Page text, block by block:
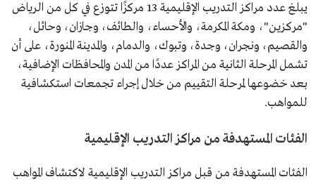
يبلغ عدد مراكز التدريب الإقليمية 13 مركزًا تتوزع في كل من الرياض
"مركزين"، ومكة المكرمة، والأحساء، والطائف، وجازان، وحائل،
والقصيم، ونجران، وجدة، وتبوك، والدمام، والمدينة المنورة، على أن
تشمل المرحلة الثانية من المراكز عددًا من المدن والمحافظات الإضافية،
بعد خضوعها لمرحلة التقييم من خلال إجراء تجمعات استكشافية
للمواهب.
الفئات المستهدفة من مراكز التدريب الإقليمية
الفئات المستهدفة من قبل مراكز التدريب الإقليمية لاكتشاف المواهب